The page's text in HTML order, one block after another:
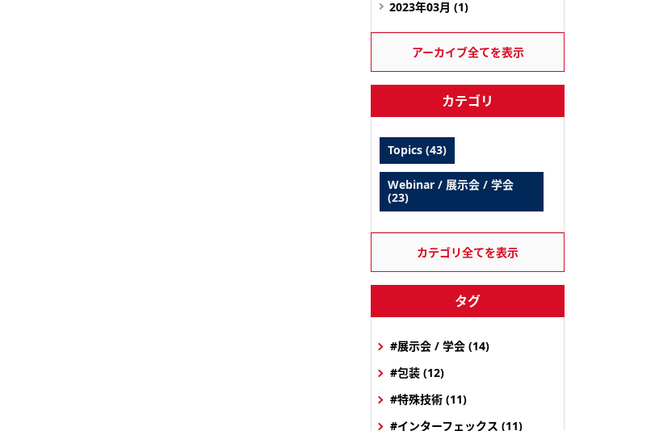
2023年03月 (1)
アーカイブ全てを表示
カテゴリ
Topics (43)
Webinar / 展示会 / 学会
(23)
カテゴリ全てを表示
タグ
#展示会 / 学会 (14)
#包装 (12)
#特殊技術 (11)
#インターフェックス (11)